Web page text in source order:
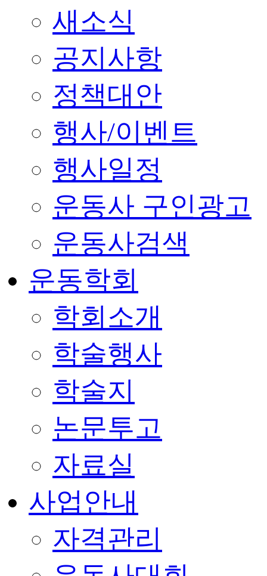
새소식
공지사항
정책대안
행사/이벤트
행사일정
운동사 구인광고
운동사검색
운동학회
학회소개
학술행사
학술지
논문투고
자료실
사업안내
자격관리